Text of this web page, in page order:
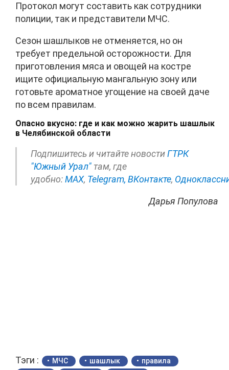
Протокол могут составить как сотрудники
полиции, так и представители МЧС.
Сезон шашлыков не отменяется, но он
требует предельной осторожности. Для
приготовления мяса и овощей на костре
ищите официальную мангальную зону или
готовьте ароматное угощение на своей даче
по всем правилам.
Опасно вкусно: где и как можно жарить шашлык
в Челябинской области
Подпишитесь и читайте новостиГТРК
"Южный Урал" там, где
удобно:МАХ, Telegram, ВКонтакте,
Дарья Популова
Тэги : МЧС шашлык
правила